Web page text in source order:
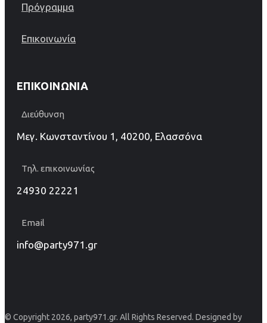
Πρόγραμμα
Επικοινωνία
ΕΠΙΚΟΙΝΩΝΊΑ
Διεύθυνση
Μεγ. Κωνσταντίνου 1, 40200, Ελασσόνα
Τηλ. επικοινωνίας
24930 22221
Email
info@party971.gr
© Copyright 2026, party971.gr. All Rights Reserved. Designed by